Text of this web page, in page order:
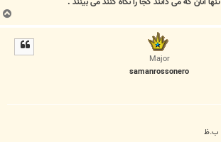
ب
ا
Major
samanrossonero